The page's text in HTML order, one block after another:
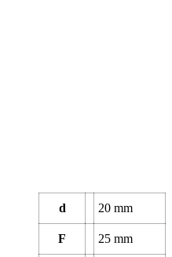
d 20 mm
F 25 mm